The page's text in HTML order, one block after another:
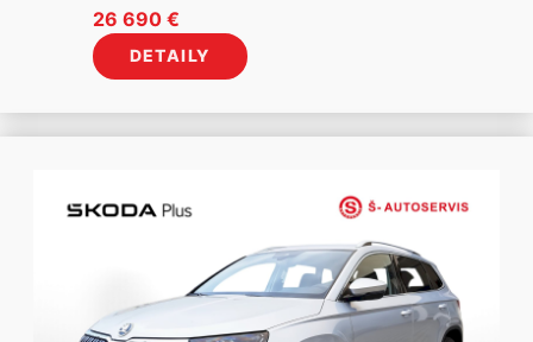
26 690 €
DETAILY